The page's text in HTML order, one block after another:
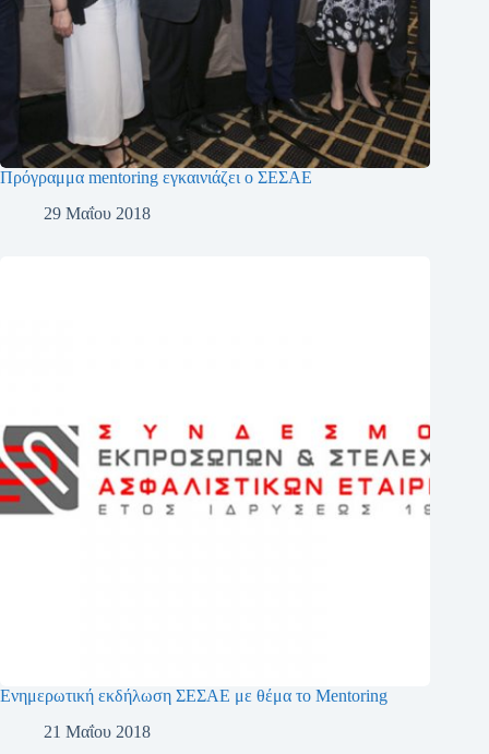
Πρόγραμμα mentoring εγκαινιάζει ο ΣΕΣΑΕ
29 Μαΐου 2018
Ενημερωτική εκδήλωση ΣΕΣΑΕ με θέμα το Mentoring
21 Μαΐου 2018